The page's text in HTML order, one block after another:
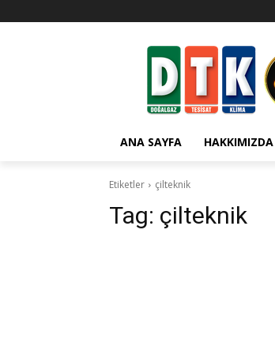
ANA SAYFA HAKKIMIZDA
Etiketler çilteknik
Tag: çilteknik